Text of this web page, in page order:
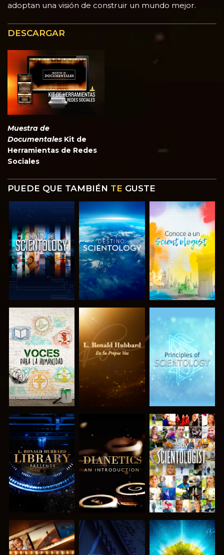
adoptan una visión de construir un mundo mejor.
DESCARGAR
Muestra de
Documentales Kit de
Herramientas de Redes
Sociales
PUEDE QUE TAMBIÉN TE GUSTE
EXPLORA LAS
SERIES
EXPLORA LAS
SERIES
EXPLORA LAS
SERIES
EXPLORA LAS
SERIES
EXPLORA LAS
SERIES
VE
EXPLORA LAS VE EXPLORA LAS